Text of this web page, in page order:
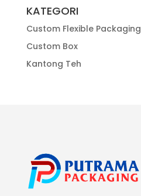
KATEGORI
Custom Flexible Packaging
Custom Box
Kantong Teh